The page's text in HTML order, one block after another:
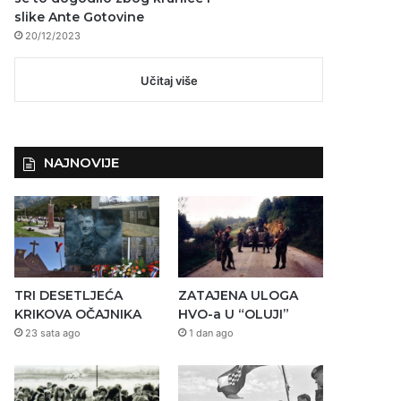
slike Ante Gotovine
20/12/2023
Učitaj više
NAJNOVIJE
TRI DESETLJEĆA
KRIKOVA OČAJNIKA
23 sata ago
ZATAJENA ULOGA
HVO-a U “OLUJI”
1 dan ago